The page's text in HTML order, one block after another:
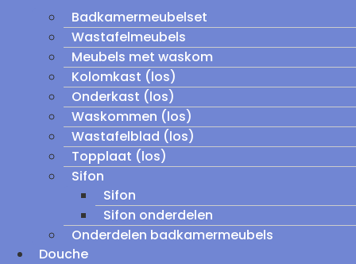
Badkamermeubelset
Wastafelmeubels
Meubels met waskom
Kolomkast (los)
Onderkast (los)
Waskommen (los)
Wastafelblad (los)
Topplaat (los)
Sifon
Sifon
Sifon onderdelen
Onderdelen badkamermeubels
Douche